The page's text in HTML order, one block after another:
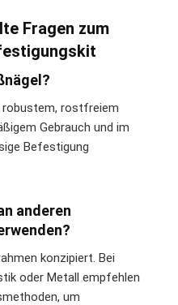
Fragen zum
robustem, rostfreiem
Gebrauch und im
Befestigung
anderen
konzipiert. Bei
oder Metall empfehlen
um